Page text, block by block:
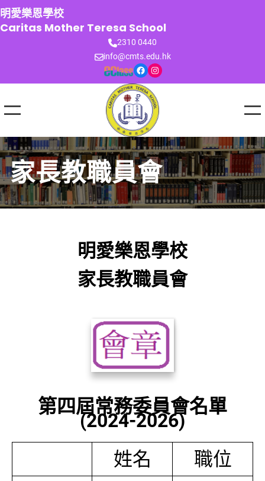
跳
至
主
明愛樂恩學校
Caritas Mother Teresa School
2310 0440
info@cmts.edu.hk
Facebook Instagram
家長教職員會
明愛樂恩學校
家長教職員會
第四屆常務委員會名單
(2024-2026)
姓名
職位